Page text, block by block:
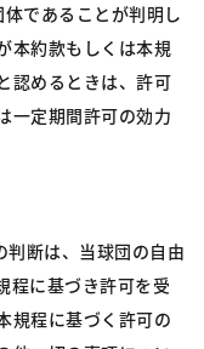
であることが判明し
本約款もしくは本規
認めるときは、許可
一定期間許可の効力
断は、当球団の自由
程に基づき許可を受
規程に基づく許可の